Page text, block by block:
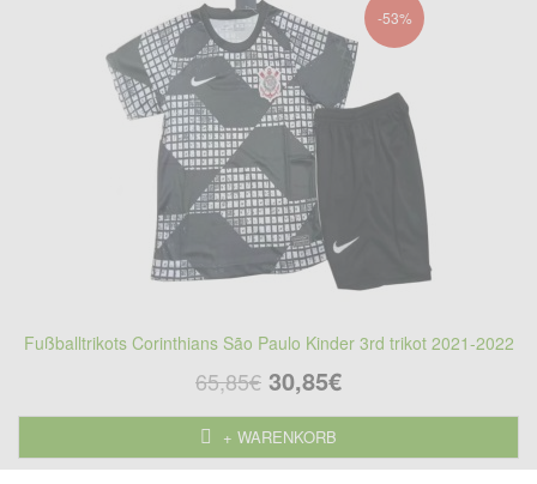
-53%
Fußballtrikots Corinthians São Paulo Kinder 3rd trikot 2021-2022
65,85€ 30,85€
+ WARENKORB